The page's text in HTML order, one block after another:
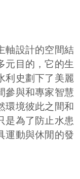
軸設計的空間結
元目的，它的生
利史劃下了美麗
參與和專家智慧
環境彼此之間和
是為了防止水患
運動與休閒的發